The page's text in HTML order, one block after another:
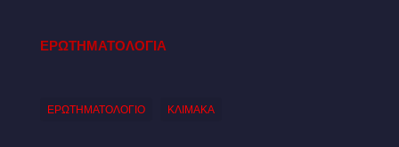
ΕΡΩΤΗΜΑΤΟΛΟΓΙΑ
ΕΡΩΤΗΜΑΤΟΛΟΓΙΟ ΚΛΙΜΑΚΑ